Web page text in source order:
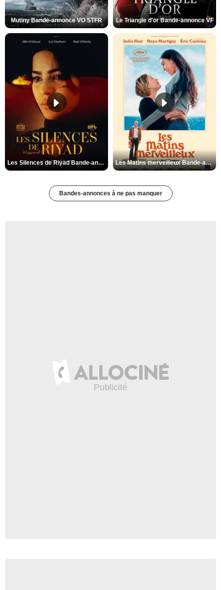
Mutiny Bande-annonce VO STFR Le Triangle d'or Bande-annonce VF
Les Silences de Riyad Bande-annonce VO STFR Les Matins merveilleux Bande-annonce VF
Bandes-annonces à ne pas manquer